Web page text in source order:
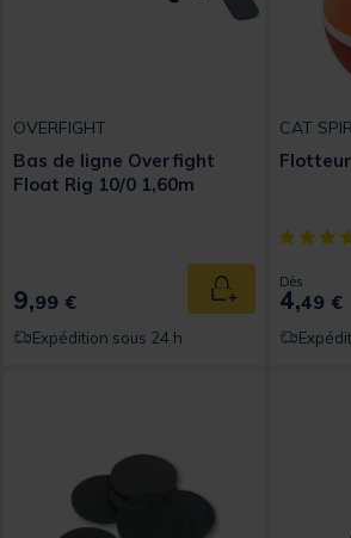
OVERFIGHT
Bas de ligne Overfight
Float Rig 10/0 1,60m
9,99 € Ajouter au
Expédition sous 24 h
CAT
[object
Dès
4,49 €